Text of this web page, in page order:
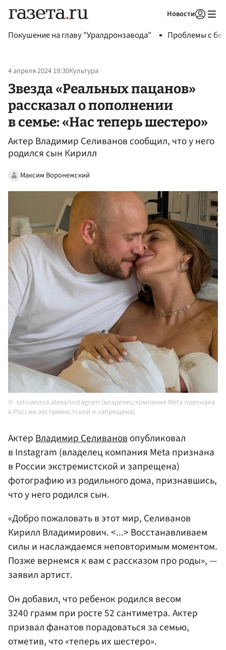
Новости
Покушение на главу "Уралдронзавода" Проблемы с
4 апреля 2024 19:30Культура
Звезда «Реальных пацанов»
рассказал о пополнении
в семье: «Нас теперь шестеро»
Актер Владимир Селиванов сообщил, что у него
родился сын Кирилл
Максим Воронежский
selivanova.alexa/Instagram (владелец компания Meta признана
в России экстремистской и запрещена)
АктерВладимир Селивановопубликовал
в Instagram (владелец компания Meta признана
в России экстремистской и запрещена)
фотографию из родильного дома, признавшись,
что у него родился сын.
«Добро пожаловать в этот мир, Селиванов
Кирилл Владимирович. <...> Восстанавливаем
силы и наслаждаемся неповторимым моментом.
Позже вернемся к вам с рассказом про роды», —
заявил артист.
Он добавил, что ребенок родился весом
3240 грамм при росте 52 сантиметра. Актер
призвал фанатов порадоваться за семью,
отметив, что «теперь их шестеро».